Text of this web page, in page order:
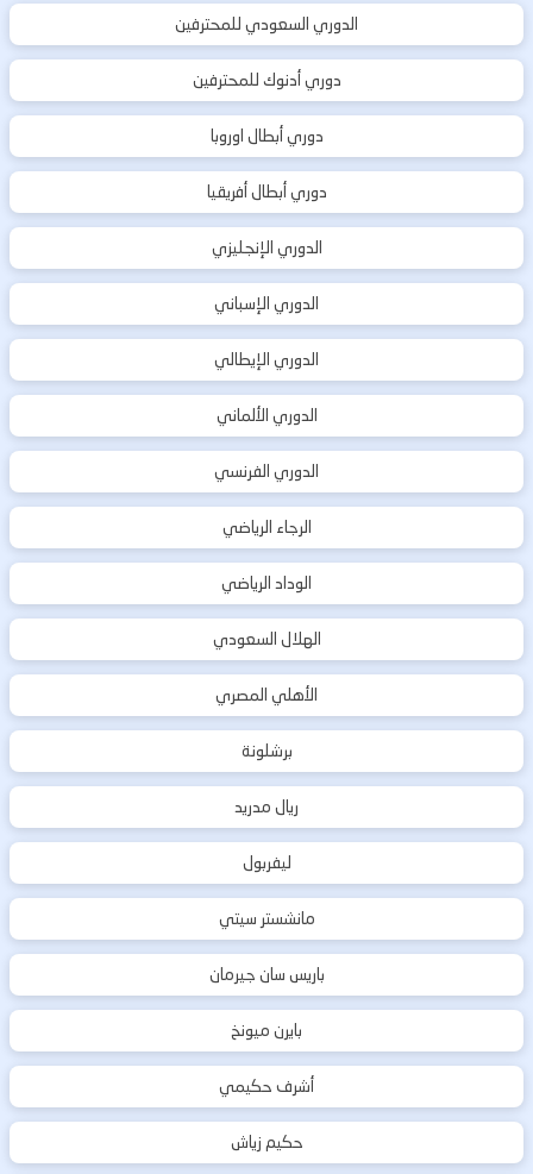
الدوري السعودي للمحترفين
دوري أدنوك للمحترفين
دوري أبطال اوروبا
دوري أبطال أفريقيا
الدوري الإنجليزي
الدوري الإسباني
الدوري الإيطالي
الدوري الألماني
الدوري الفرنسي
الرجاء الرياضي
الوداد الرياضي
الهلال السعودي
الأهلي المصري
برشلونة
ريال مدريد
ليفربول
مانشستر سيتي
باريس سان جيرمان
بايرن ميونخ
أشرف حكيمي
حكيم زياش